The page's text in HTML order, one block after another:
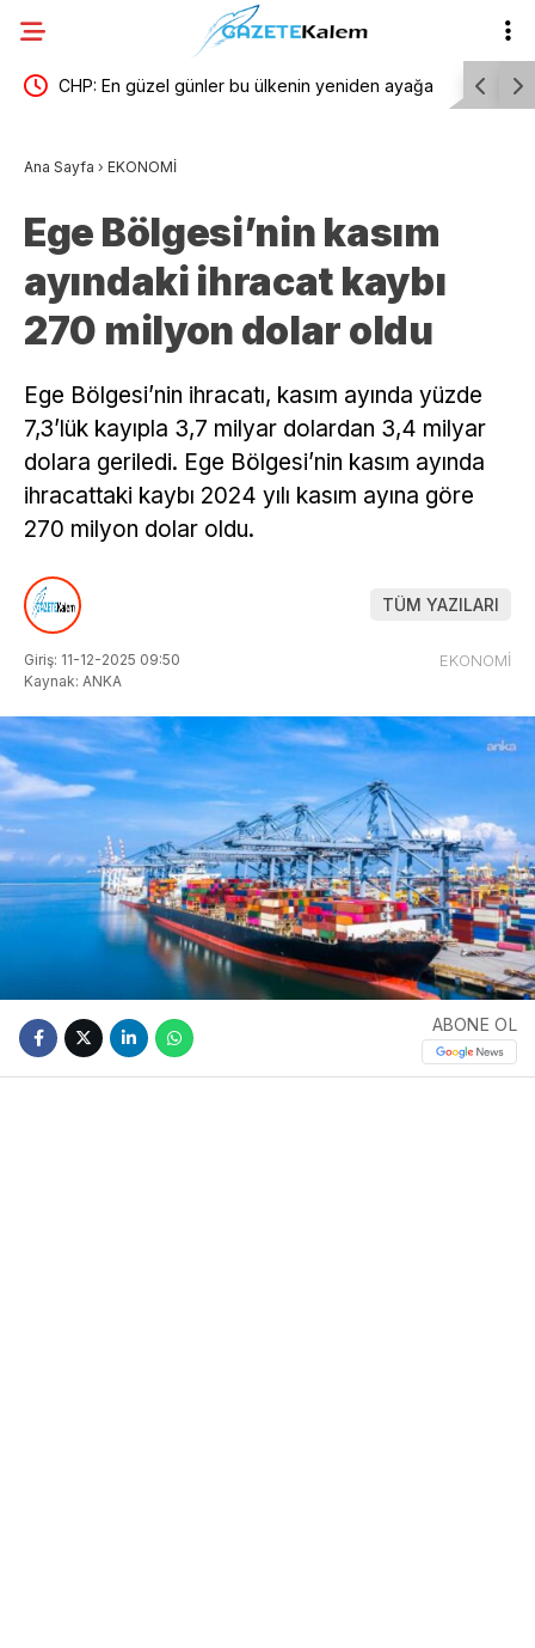
CHP: En güzel günler bu ülkenin yeniden ayağa Yatağan
Ana Sayfa › EKONOMİ
Ege Bölgesi’nin kasım
ayındaki ihracat kaybı
270 milyon dolar oldu
Ege Bölgesi’nin ihracatı, kasım ayında yüzde
7,3’lük kayıpla 3,7 milyar dolardan 3,4 milyar
dolara geriledi. Ege Bölgesi’nin kasım ayında
ihracattaki kaybı 2024 yılı kasım ayına göre
270 milyon dolar oldu.
TÜM YAZILARI
Giriş: 11-12-2025 09:50
Kaynak: ANKA
EKONOMİ
ABONE OL